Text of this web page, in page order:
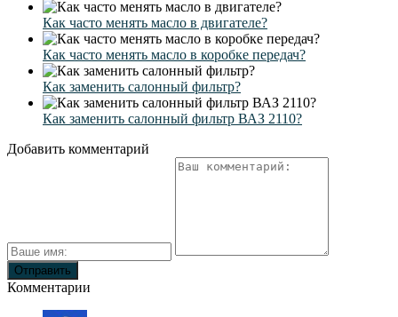
Как часто менять масло в двигателе?
Как часто менять масло в коробке передач?
Как заменить салонный фильтр?
Как заменить салонный фильтр ВАЗ 2110?
Добавить комментарий
Комментарии